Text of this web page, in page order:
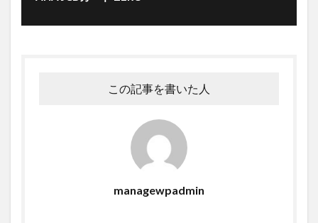
この記事を書いた人
managewpadmin